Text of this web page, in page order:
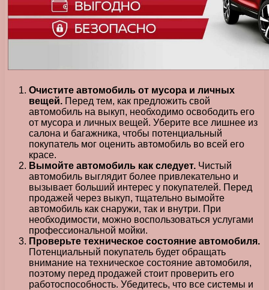
Очистите автомобиль от мусора и личных
вещей. Перед тем, как предложить свой
автомобиль на выкуп, необходимо освободить его
от мусора и личных вещей. Уберите все лишнее из
салона и багажника, чтобы потенциальный
покупатель мог оценить автомобиль во всей его
красе.
Вымойте автомобиль как следует. Чистый
автомобиль выглядит более привлекательно и
вызывает больший интерес у покупателей. Перед
продажей через выкуп, тщательно вымойте
автомобиль как снаружи, так и внутри. При
необходимости, можно воспользоваться услугами
профессиональной мойки.
Проверьте техническое состояние автомобиля.
Потенциальный покупатель будет обращать
внимание на техническое состояние автомобиля,
поэтому перед продажей стоит проверить его
работоспособность. Убедитесь, что все системы и